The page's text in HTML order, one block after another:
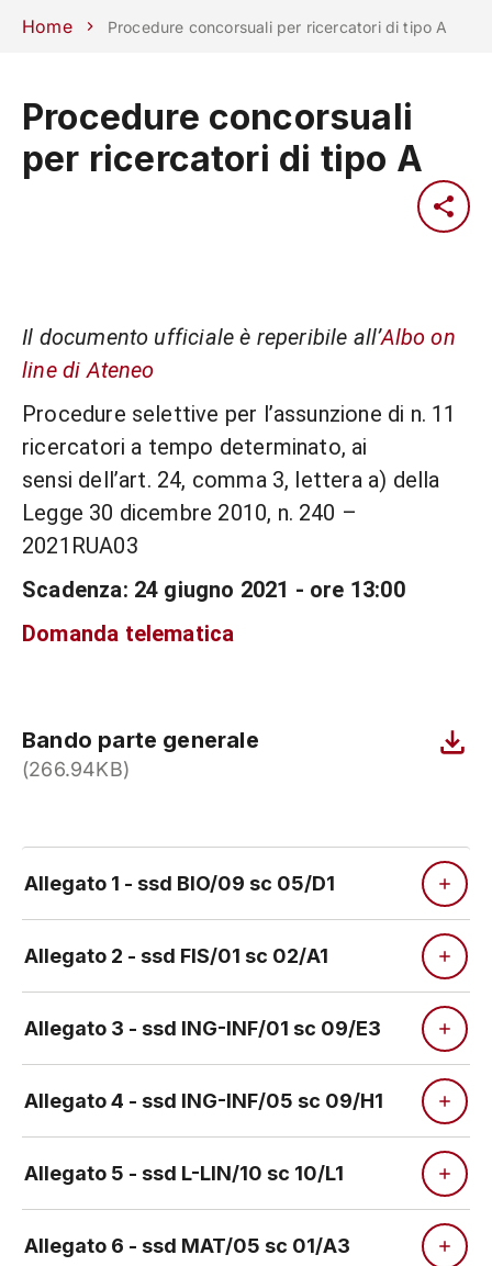
Scuole Dipartimenti
Sostieni
Area
Lavora con
CORSI STUDIARE
CAMPUS
IMPRESE E IMPATTO
Servizi
Home Procedure concorsuali per ricercatori di tipo A
Procedure concorsuali
per ricercatori di tipo A
Il documento ufficiale è reperibile all’Albo on
line di Ateneo
Procedure selettive per l’assunzione di n. 11
ricercatori a tempo determinato, ai
sensi dell’art. 24, comma 3, lettera a) della
Legge 30 dicembre 2010, n. 240 –
2021RUA03
Scadenza: 24 giugno 2021 - ore 13:00
Domanda telematica
Bando parte generale
(266.94KB)
Allegato 1 - ssd BIO/09 sc 05/D1
Allegato 2 - ssd FIS/01 sc 02/A1
Allegato 3 - ssd ING-INF/01 sc 09/E3
Allegato 4 - ssd ING-INF/05 sc 09/H1
Allegato 5 - ssd L-LIN/10 sc 10/L1
Allegato 6 - ssd MAT/05 sc 01/A3